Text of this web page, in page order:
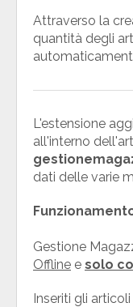
Attraverso la
quantità degli
L'estensione
all'interno
dati delle varie
Gestione
Offline e solo
Inseriti gli